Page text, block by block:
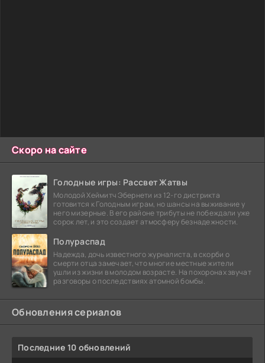
Скоро на сайте
Голодные игры: Рассвет Жатвы
Молодой Хеймитч Эбернети из 12-го дистрикта
готовится к Голодным играм, но шансы на выживание у
него мизерные. В его районе трибуты не побеждали уже
сорок лет, и это создает атмосферу безнадежности.
Полураспад
Надежда, дочь известного журналиста, в скорби о
смерти отца замечает, что многие местные жители
ушли из жизни в молодом возрасте. На похоронах звучат
разговоры о последствиях атомной бомбы.
Обновления сериалов
Последние 10 обновлений